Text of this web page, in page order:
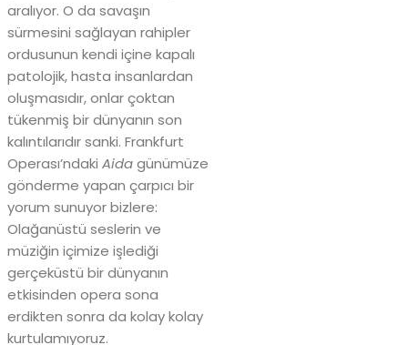
aralıyor. O da savaşın
sürmesini sağlayan rahipler
ordusunun kendi içine kapalı
patolojik, hasta insanlardan
oluşmasıdır, onlar çoktan
tükenmiş bir dünyanın son
kalıntılarıdır sanki. Frankfurt
Operası’ndaki Aidagünümüze
gönderme yapan çarpıcı bir
yorum sunuyor bizlere:
Olağanüstü seslerin ve
müziğin içimize işlediği
gerçeküstü bir dünyanın
etkisinden opera sona
erdikten sonra da kolay kolay
kurtulamıyoruz.